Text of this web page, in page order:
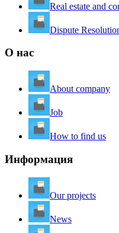
Real estate and
Dispute
О нас
About company
Job
How to find us
Информация
Our projects
News